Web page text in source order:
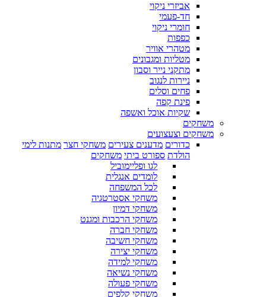
אביזרי ניקוי
חד-פעמי
חומרי ניקוי
כפפות
מטהרי אוויר
מטליות ומגבונים
מתקני נייר וסבון
ניירות לנגוב
פחים וסלים
פינת קפה
שקיות אוכל ואשפה
משחקים
משחקים וצעצועים
כדורים מדענים צעירים משחקי חצר מתנות לימי
הולדת ספורט ביתי משחקים
לגו ופליימוביל
לומדים אנגלית
לכל המשפחה
משחקי אסטרטגיה
משחקי דמיון
משחקי הרכבות ומגנט
משחקי חברה
משחקי חשיבה
משחקי יצירה
משחקי למידה
משחקי נשיאה
משחקי פעולה
משחקי קלפים